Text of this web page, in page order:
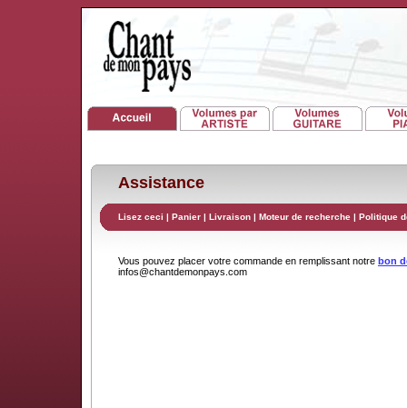
Assistance
Lisez ceci | Panier | Livraison | Moteur de recherche | Politique
Vous pouvez placer votre commande en remplissant notre bon
infos@chantdemonpays.com